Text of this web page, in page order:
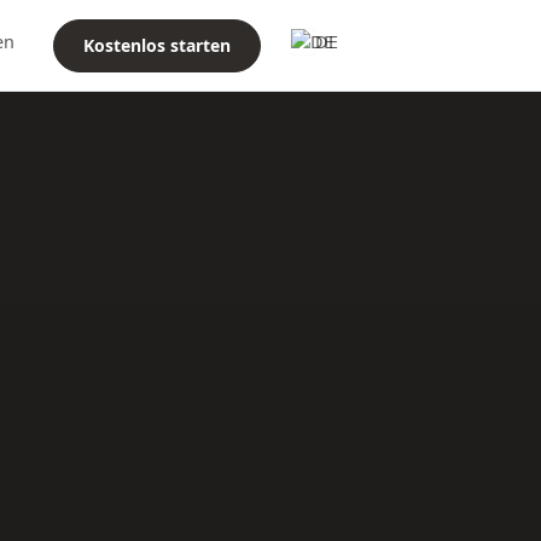
Kostenlos starten DE